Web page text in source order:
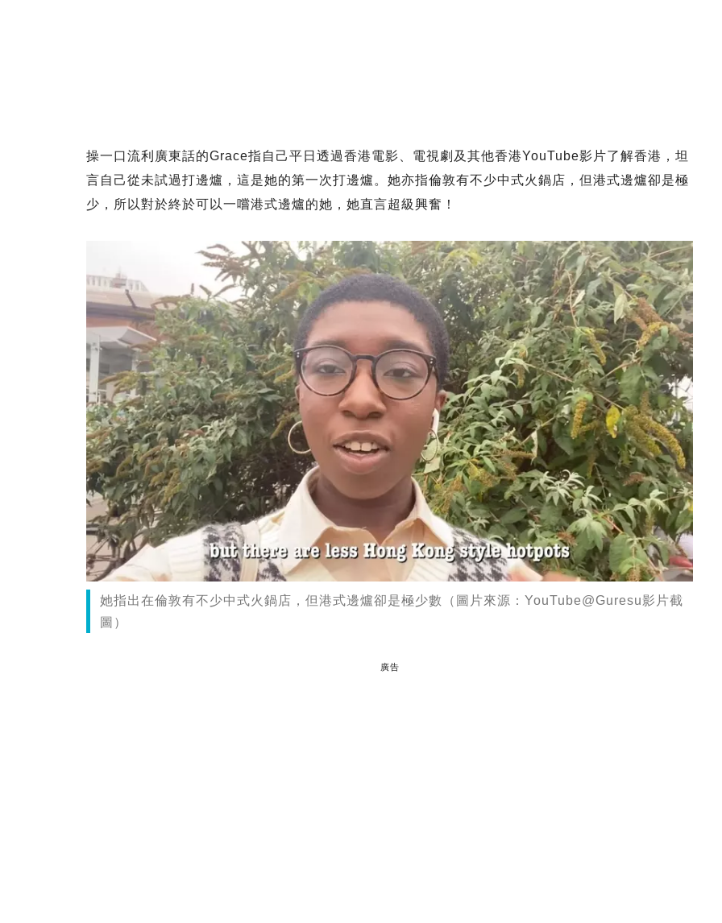
操一口流利廣東話的Grace指自己平日透過香港電影、電視劇及其他香港YouTube影片了解香港，坦
言自己從未試過打邊爐，這是她的第一次打邊爐。她亦指倫敦有不少中式火鍋店，但港式邊爐卻是極
少，所以對於終於可以一嚐港式邊爐的她，她直言超級興奮！
她指出在倫敦有不少中式火鍋店，但港式邊爐卻是極少數（圖片來源：YouTube@Guresu影片截
圖）
廣告